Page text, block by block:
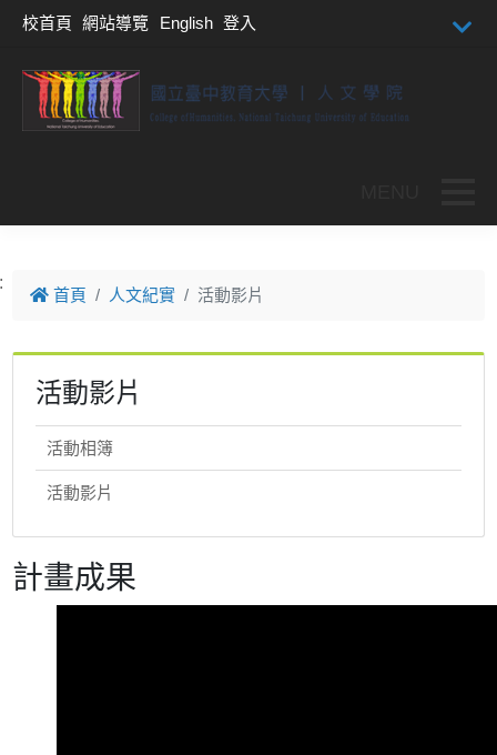
跳到主要內容
校首頁 網站導覽 English 登入
首頁 人文紀實 活動影片
活動影片
活動相簿
活動影片
計畫成果